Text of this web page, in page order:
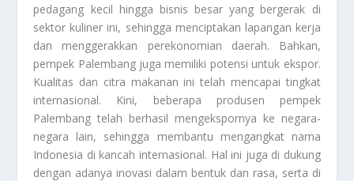
pedagang kecil hingga bisnis besar yang bergerak di
sektor kuliner ini, sehingga menciptakan lapangan kerja
dan menggerakkan perekonomian daerah. Bahkan,
pempek Palembang juga memiliki potensi untuk ekspor.
Kualitas dan citra makanan ini telah mencapai tingkat
internasional. Kini, beberapa produsen pempek
Palembang telah berhasil mengekspornya ke negara-
negara lain, sehingga membantu mengangkat nama
Indonesia di kancah internasional. Hal ini juga di dukung
dengan adanya inovasi dalam bentuk dan rasa, serta di